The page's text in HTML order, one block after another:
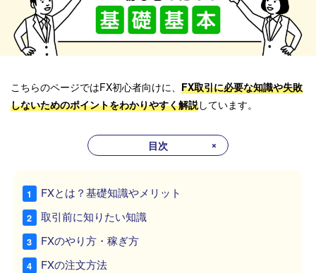
こちらのページではFX初心者向けに、 FX取引に必要な知識や失敗
しないためのポイントをわかりやすく解説しています。
目次
FXとは？基礎知識やメリット
取引前に知りたい知識
FXのやり方・稼ぎ方
FXの注文方法